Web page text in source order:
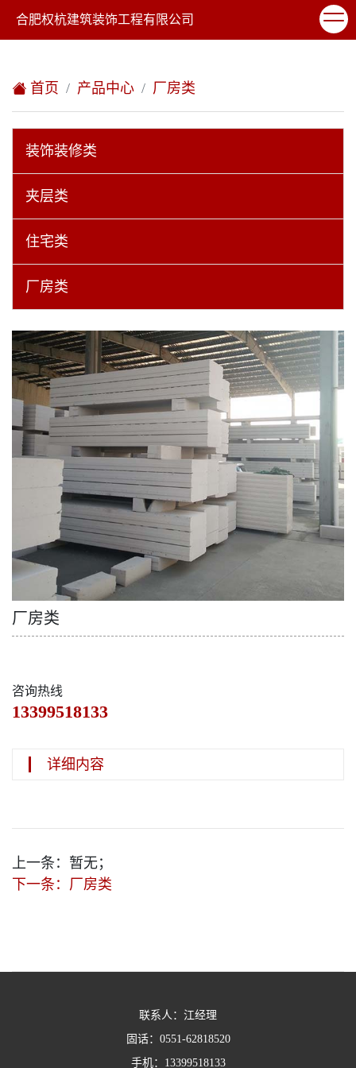
欢迎访问合肥权杭建筑装饰工程有限公司网站！
网站地图
合肥权杭建筑装饰工程有限公司
首页 产品中心 厂房类
装饰装修类
夹层类
住宅类
厂房类
厂房类
咨询热线
13399518133
详细内容
上一条： 暂无；
下一条： 厂房类
联系人：江经理
固话： 0551-62818520
手机： 13399518133